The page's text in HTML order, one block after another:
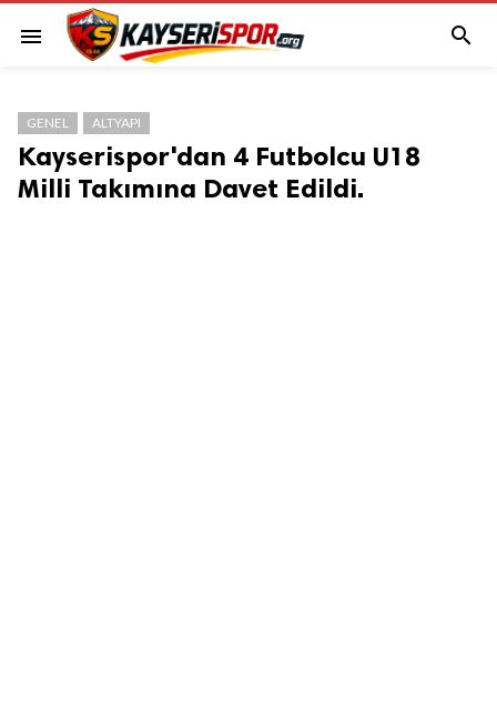
menu 
GENEL ALTYAPI
Kayserispor'dan 4 Futbolcu U18
Milli Takımına Davet Edildi.